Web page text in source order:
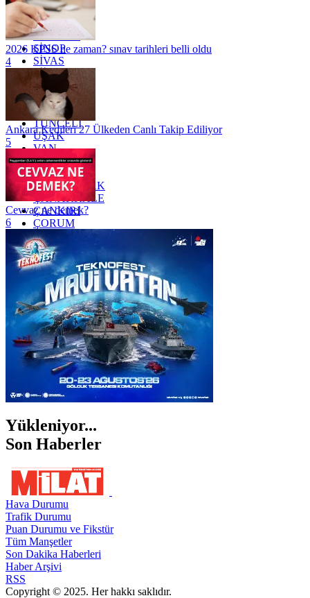
RİZE
SAKARYA
SAMSUN
SİNOP
SİVAS
SİİRT
TEKİRDAĞ
TOKAT
TRABZON
TUNCELİ
UŞAK
VAN
YALOVA
YOZGAT
ZONGULDAK
ÇANAKKALE
ÇANKIRI
ÇORUM
İSTANBUL
İZMİR
ŞANLIURFA
ŞIRNAK
2026 KPSS ne zaman? sınav tarihleri belli oldu
4
Ankara Kedileri 27 Ülkeden Canlı Takip Ediliyor
5
Cevvaz ne demek?
6
Yükleniyor...
Son Haberler
Hava Durumu
Trafik Durumu
Puan Durumu ve Fikstür
Tüm Manşetler
Son Dakika Haberleri
Haber Arşivi
RSS
Copyright © 2025. Her hakkı saklıdır.